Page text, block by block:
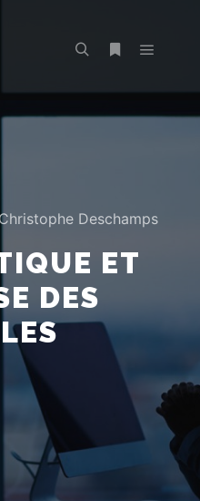
Christophe Deschamps
ET
DES